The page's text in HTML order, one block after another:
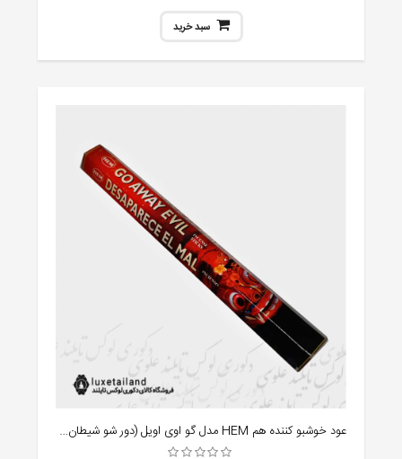
سبد خرید
عود خوشبو کننده هم HEM مدل گو اوی اویل (دور شو شیطان) Go Away Evil